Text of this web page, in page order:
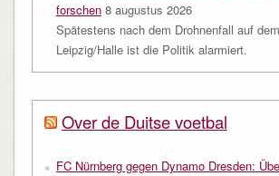
forschen 8 augustus 2026
Spätestens nach dem Drohnenfall auf
Leipzig/Halle ist die Politik alarmiert.
Over de Duitse voetbal
FC Nürnberg gegen Dynamo Dresden: